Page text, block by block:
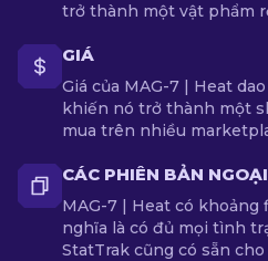
trở thành một vật phẩm
GIÁ
Giá của MAG-7 | Heat
khiến nó trở thành một
mua trên nhiều
CÁC PHIÊN BẢN
MAG-7 | Heat có khoảng
nghĩa là có đủ mọi tình
StatTrak cũng có sẵn